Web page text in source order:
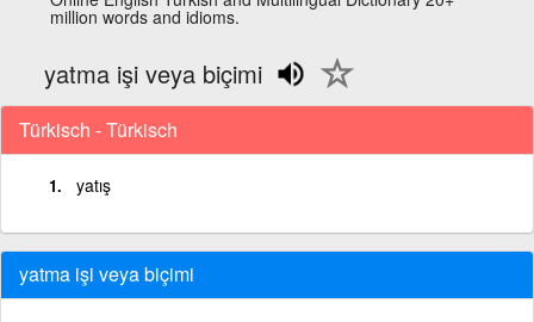
million words and idioms.
yatma işi veya biçimi
Türkisch - Türkisch
yatış
yatma işi veya biçimi